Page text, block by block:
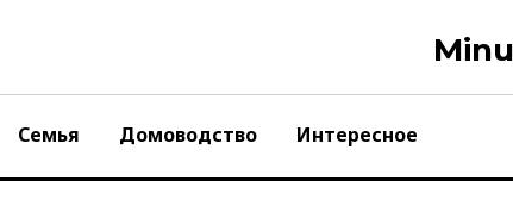
Семья Домоводство Интересное